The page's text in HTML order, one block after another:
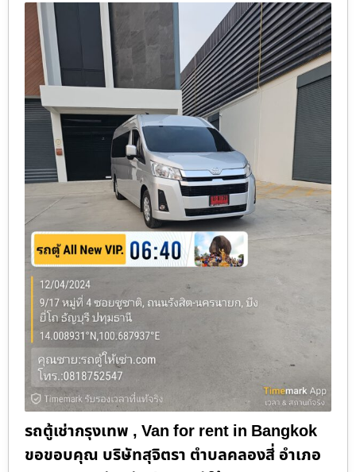
รถตู้เช่ากรุงเทพ , Van for rent in Bangkok
ขอขอบคุณ บริษัทสุจิตรา ตำบลคลองสี่ อำเภอ